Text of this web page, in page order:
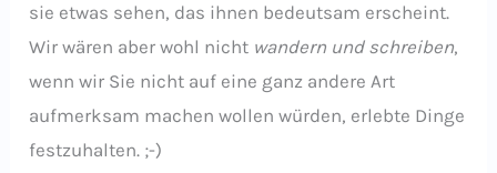
sie etwas sehen, das ihnen bedeutsam erscheint.
Wir wären aber wohl nicht wandern und schreiben,
wenn wir Sie nicht auf eine ganz andere Art
aufmerksam machen wollen würden, erlebte Dinge
festzuhalten. ;-)